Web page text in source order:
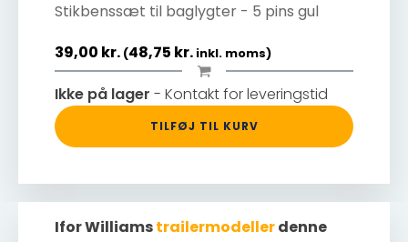
Stikbenssæt til baglygter - 5 pins gul
39,00 kr. (48,75 kr. inkl. moms)
Ikke på lager - Kontakt for leveringstid
TILFØJ TIL KURV
Ifor Williamstrailermodellerdenne